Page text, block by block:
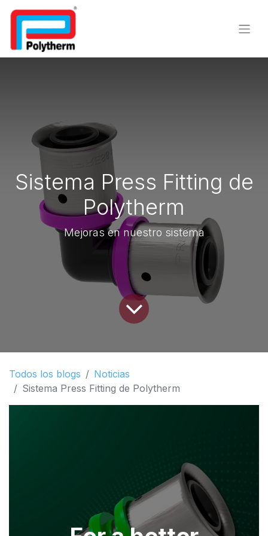
Sistema Press Fitting de
Polytherm
Mejoras en nuestro sistema
Todos los blogs
Noticias
Sistema Press Fitting de Polytherm